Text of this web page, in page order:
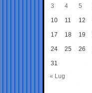
3 4 5
10 11 12
17 18 19
24 25 26
31
« Lug